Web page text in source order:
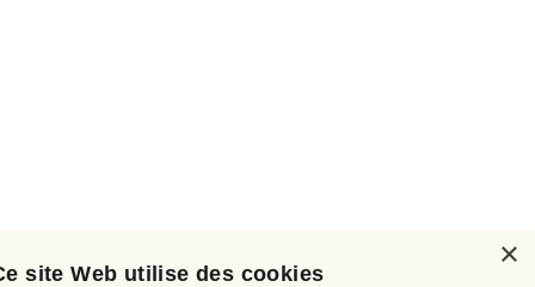
×
site Web utilise des cookies